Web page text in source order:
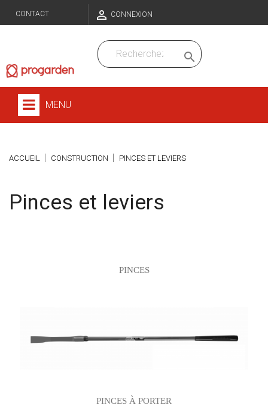
CONTACT  CONNEXION

MENU
ACCUEIL CONSTRUCTION PINCES ET LEVIERS
Pinces et leviers
PINCES
PINCES À PORTER